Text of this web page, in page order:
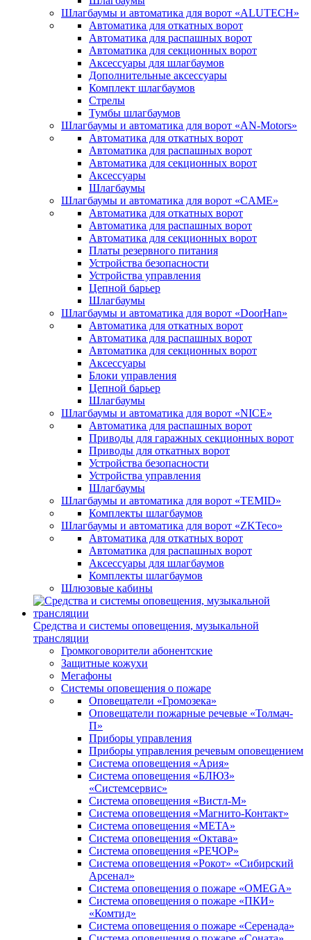
Шлагбаумы и автоматика для ворот «ALUTECH»
Автоматика для откатных ворот
Автоматика для распашных ворот
Автоматика для секционных ворот
Аксессуары для шлагбаумов
Дополнительные аксессуары
Комплект шлагбаумов
Стрелы
Тумбы шлагбаумов
Шлагбаумы и автоматика для ворот «AN-Motors»
Автоматика для откатных ворот
Автоматика для распашных ворот
Автоматика для секционных ворот
Аксессуары
Шлагбаумы
Шлагбаумы и автоматика для ворот «CAME»
Автоматика для откатных ворот
Автоматика для распашных ворот
Автоматика для секционных ворот
Платы резервного питания
Устройства безопасности
Устройства управления
Цепной барьер
Шлагбаумы
Шлагбаумы и автоматика для ворот «DoorHan»
Автоматика для откатных ворот
Автоматика для распашных ворот
Автоматика для секционных ворот
Аксессуары
Блоки управления
Цепной барьер
Шлагбаумы
Шлагбаумы и автоматика для ворот «NICE»
Автоматика для распашных ворот
Приводы для гаражных секционных ворот
Приводы для откатных ворот
Устройства безопасности
Устройства управления
Шлагбаумы
Шлагбаумы и автоматика для ворот «TEMID»
Комплекты шлагбаумов
Шлагбаумы и автоматика для ворот «ZKTeco»
Автоматика для откатных ворот
Автоматика для распашных ворот
Аксессуары для шлагбаумов
Комплекты шлагбаумов
Шлюзовые кабины
Средства и системы оповещения, музыкальной
трансляции
Громкоговорители абонентские
Защитные кожухи
Мегафоны
Системы оповещения о пожаре
Оповещатели «Громозека»
Оповещатели пожарные речевые «Толмач-
П»
Приборы управления
Приборы управления речевым оповещением
Система оповещения «Ария»
Система оповещения «БЛЮЗ»
«Системсервис»
Система оповещения «Вистл-М»
Система оповещения «Магнито-Контакт»
Система оповещения «МЕТА»
Система оповещения «Октава»
Система оповещения «РЕЧОР»
Система оповещения «Рокот» «Сибирский
Арсенал»
Система оповещения о пожаре «OMEGA»
Система оповещения о пожаре «ПКИ»
«Комтид»
Система оповещения о пожаре «Серенада»